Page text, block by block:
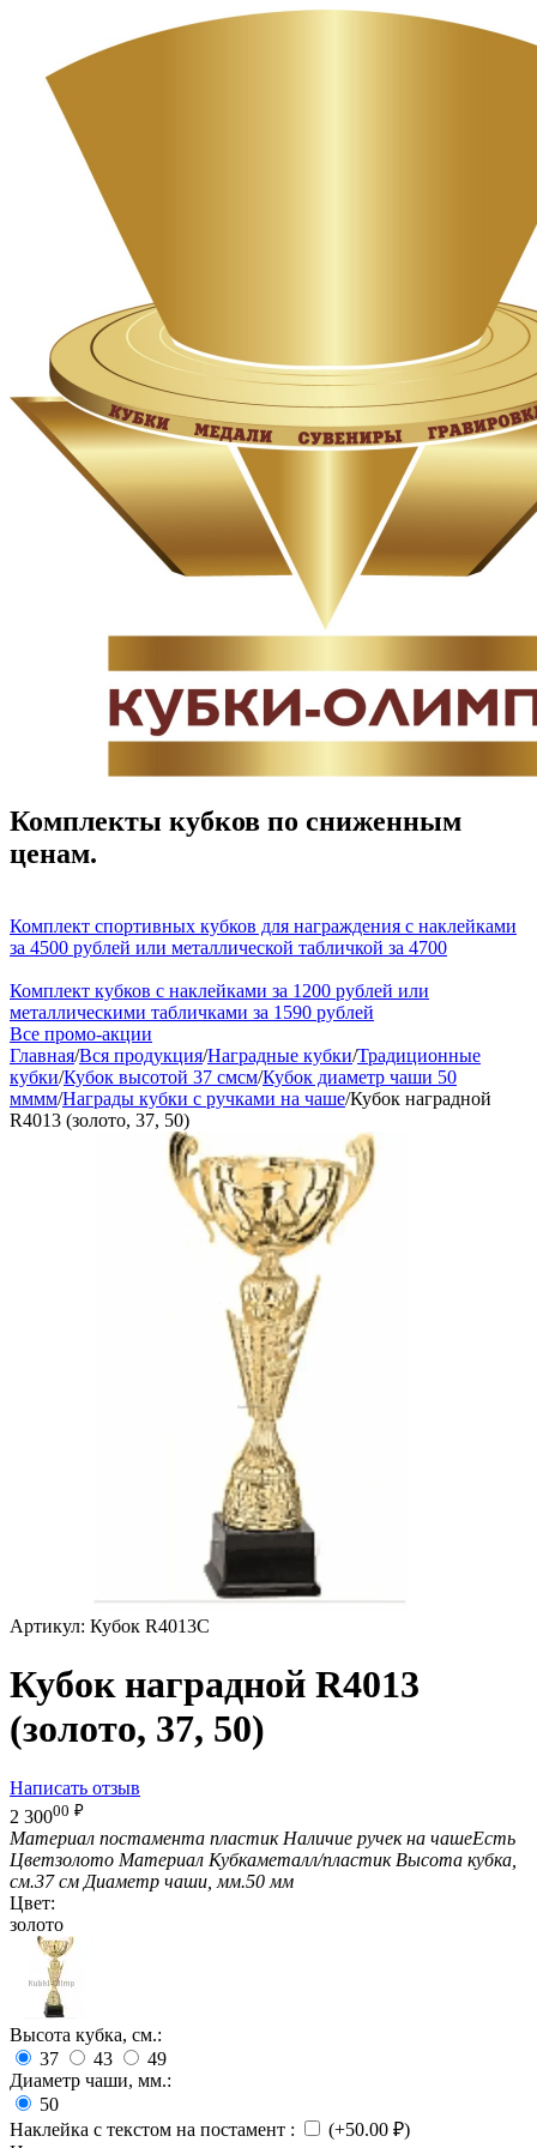
Комплекты кубков по сниженным
ценам.
Комплект спортивных кубков для награждения с наклейками
за 4500 рублей или металлической табличкой за 4700
Комплект кубков с наклейками за 1200 рублей или
металлическими табличками за 1590 рублей
Все промо-акции
Главная/Вся продукция/Наградные кубки/Традиционные
кубки/Кубок высотой 37 смсм/Кубок диаметр чаши 50
мммм/Награды кубки с ручками на чаше/Кубок наградной
R4013 (золото, 37, 50)
Артикул: Кубок R4013C
Кубок наградной R4013
(золото, 37, 50)
Написать отзыв
2 30000 ₽
Материал постамента пластик Наличие ручек на чашеЕсть
Цветзолото Материал Кубкаметалл/пластик Высота кубка,
см.37 см Диаметр чаши, мм.50 мм
Цвет:
золото
Высота кубка, см.:
37
43
49
Диаметр чаши, мм.:
50
Наклейка с текстом на постамент : (+50.00 ₽)